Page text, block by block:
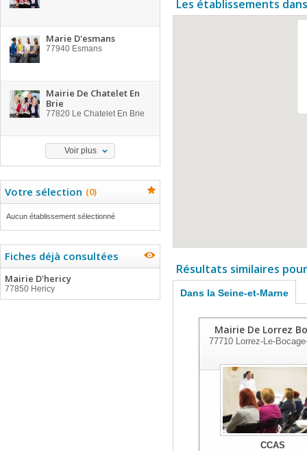
Marie D'esmans
77940 Esmans
Mairie De Chatelet En
Brie
77820 Le Chatelet En Brie
Voir plus
Votre sélection (0)
Aucun établissement sélectionné
Fiches déjà consultées
Mairie D'hericy
77850 Hericy
Les établissements
Résultats similaires
Dans la Seine-et-Marne
Mairie De Lorrez
77710Lorrez-Le-
CCAS